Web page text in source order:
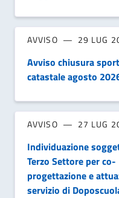
AVVISO 29 LUG
Avviso chiusura
catastale agosto
AVVISO 27 LUG
Individuazione
Terzo Settore per co-
progettazione e
servizio di